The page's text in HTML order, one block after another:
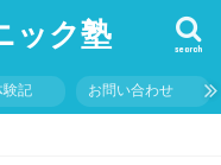
ック塾 search
験記 お問い合わせ